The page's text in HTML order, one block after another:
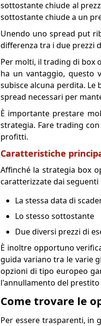
sottostante chiude al
sottostante chiude a un
Unendo uno spread put
differenza tra i due prezzi
Per molti, il trading di box
ha un vantaggio, questo
subisce alcuna perdita.
spread necessari per
È importante prestare
strategia. Fare trading
profitti.
Caratteristiche
Affinché la strategia box
caratterizzate dai seguenti
La stessa data di
Lo stesso sottostante
Due diversi prezzi di
È inoltre opportuno
guida variano tra le varie
opzioni di tipo europeo
l'annullamento del
Come trovare le
Per essere trasparenti, in